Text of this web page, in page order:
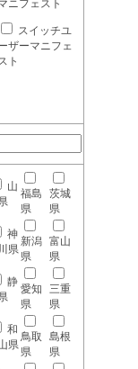
ニフェスト
スイッチユ
ザーマニフェ
ト
山
福島
県
茨城
県
神
県
新潟
県
富山
県
静
愛知
県
三重
県
和
県
鳥取
県
島根
県